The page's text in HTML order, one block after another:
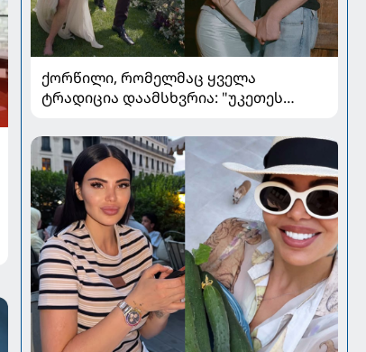
ქორწილი, რომელმაც ყველა
ტრადიცია დაამსხვრია: "უკეთეს